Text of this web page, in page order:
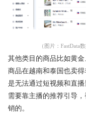
（图片：FastData
其他类目的商品比如黄
商品在越南和泰国也卖
是无法通过短视频和直
需要靠主播的推荐引导
销的。